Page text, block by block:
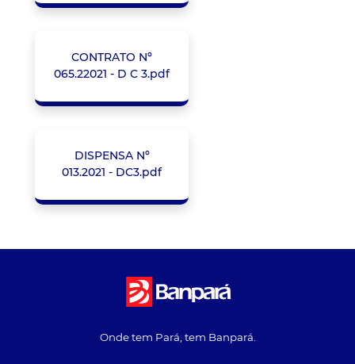
CONTRATO Nº
065.22021 - D C 3.pdf
DISPENSA Nº
013.2021 - DC3.pdf
Onde tem Pará, tem Banpará.